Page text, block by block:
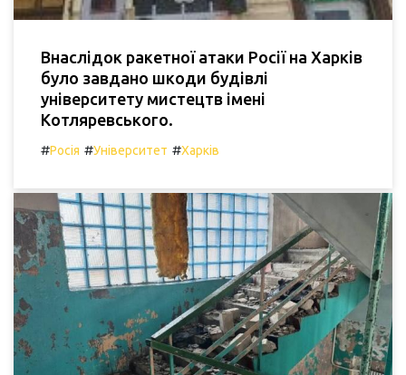
Внаслідок ракетної атаки Росії на Харків
було завдано шкоди будівлі
університету мистецтв імені
Котляревського.
#Росія #Університет #Харків